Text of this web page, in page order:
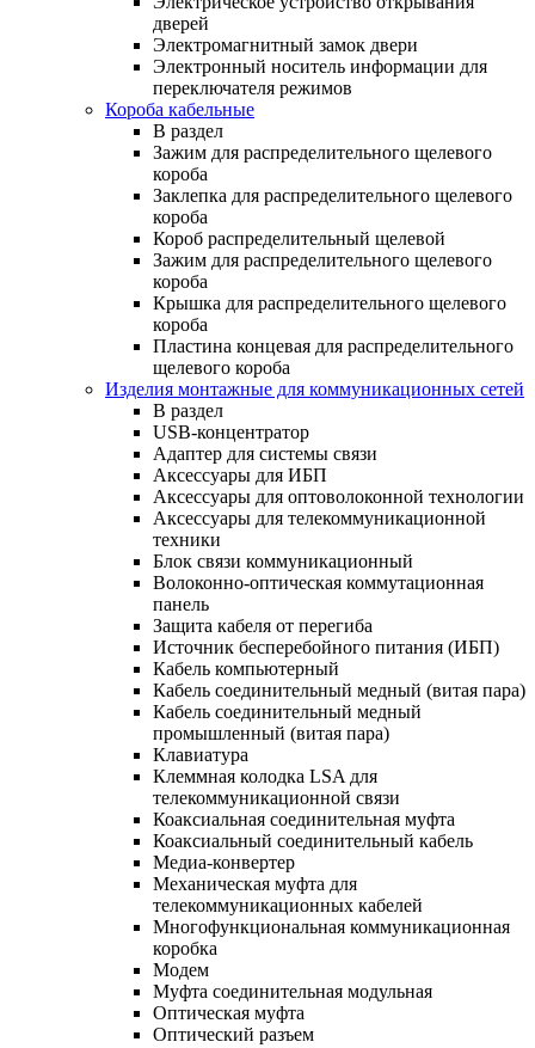
дверей
Электромагнитный замок двери
Электронный носитель информации для
переключателя режимов
Короба кабельные
В раздел
Зажим для распределительного щелевого
короба
Заклепка для распределительного щелевого
короба
Короб распределительный щелевой
Зажим для распределительного щелевого
короба
Крышка для распределительного щелевого
короба
Пластина концевая для распределительного
щелевого короба
Изделия монтажные для коммуникационных сетей
В раздел
USB-концентратор
Адаптер для системы связи
Аксессуары для ИБП
Аксессуары для оптоволоконной технологии
Аксессуары для телекоммуникационной
техники
Блок связи коммуникационный
Волоконно-оптическая коммутационная
панель
Защита кабеля от перегиба
Источник бесперебойного питания (ИБП)
Кабель компьютерный
Кабель соединительный медный (витая пара)
Кабель соединительный медный
промышленный (витая пара)
Клавиатура
Клеммная колодка LSA для
телекоммуникационной связи
Коаксиальная соединительная муфта
Коаксиальный соединительный кабель
Медиа-конвертер
Механическая муфта для
телекоммуникационных кабелей
Многофункциональная коммуникационная
коробка
Модем
Муфта соединительная модульная
Оптическая муфта
Оптический разъем